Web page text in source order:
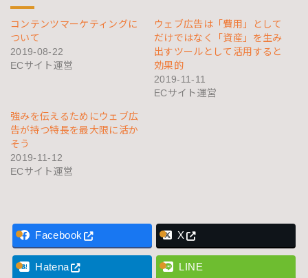
コンテンツマーケティングに
ついて
2019-08-22
ECサイト運営
ウェブ広告は「費用」として
だけではなく「資産」を生み
出すツールとして活用すると
効果的
2019-11-11
ECサイト運営
強みを伝えるためにウェブ広
告が持つ特長を最大限に活か
そう
2019-11-12
ECサイト運営
Facebook X
Hatena LINE